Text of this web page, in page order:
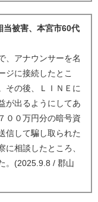
当被害、本宮市60代
、アナウンサーを名
ジに接続したとこ
その後、ＬＩＮＥに
が出るようにしてあ
００万円分の暗号資
信して騙し取られた
相談したところ、
。(2025.9.8 / 郡山